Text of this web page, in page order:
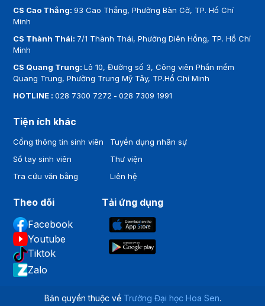
CS Cao Thắng:93 Cao Thắng, Phường Bàn Cờ, TP. Hồ Chí
Minh
CS Thành Thái: 7/1 Thành Thái, Phường Diên Hồng, TP. Hồ Chí
Minh
CS Quang Trung:Lô 10, Đường số 3, Công viên Phần mềm
Quang Trung, Phường Trung Mỹ Tây, TP.Hồ Chí Minh
HOTLINE :028 7300 7272 -028 7309 1991
Tiện ích khác
Cổng thông tin sinh viên
Sổ tay sinh viên
Tra cứu văn bằng
Tuyển dụng nhân sự
Thư viện
Liên hệ
Theo dõi
Facebook
Youtube
Tiktok
Zalo
Tải ứng dụng
Bản quyền thuộc về Trường Đại học Hoa Sen.